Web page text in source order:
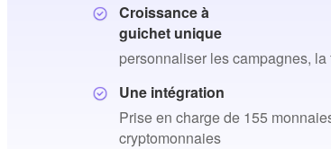
Croissance à
guichet unique
personnaliser les campagnes,
Une intégration
Prise en charge de 155
cryptomonnaies